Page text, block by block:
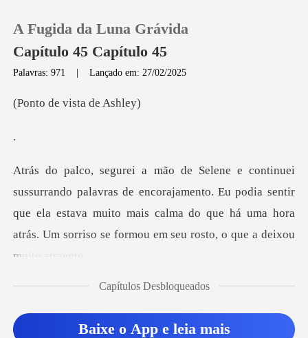
Histórico
A Fugida da Luna Grávida
Capítulo 45 Capítulo 45
Palavras: 971 |Lançado em: 27/02/2025
e vista
encorajamento. Eu podia sentir
que ela estava muito mais calma do que há uma
rrumei o cabelo dela e
assenti
Capítulos Desbloqueados
Baixe o App e leia mais